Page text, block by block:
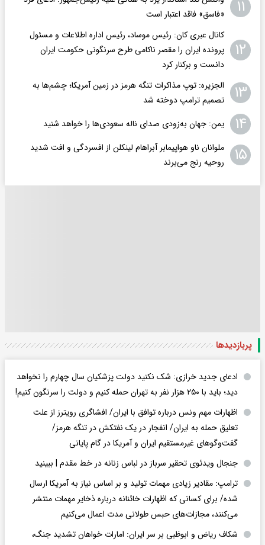
۱۱
«فاسق» فاقد اعتبار است
۱۲
کانال عبری کان: رئیس موساد، رئیس اداره اطلاعات و مسئول
پرونده ایران را مقصر ناکامی طرح سرنگونی حکومت ایران
دانست و برکنار کرد
۱۳
الجزیره: توپ مذاکرات تنگه هرمز در زمین آمریکا؛ چشم‌ها به
تصمیم ترامپ دوخته شد
۱۴ یمن: جهان به‌زودی صدای ناله سعودی‌ها را خواهد شنید
۱۵
ملوانان ناو هواپیمابر آبراهام لینکلن از افسردگی و افت شدید
روحیه رنج می‌برند
پربازدید‌ها
ادعای جدید خرازی: شک نکنید دولت پزشکیان سال چهارم را نخواهد
دید؛ باید با ۲۵۰ هزار نفر به تهران حمله کنیم و دولت را سرنگون کنیم!
اظهارات مهم ونس درباره توافق با ایران/ افشاگری رویترز از علت
تعلیق حمله به ایران/ انفجار در یک نفتکش در تنگه هرمز/
گفت‌وگوهای غیرمستقیم ایران و آمریکا در گام پایانی
جنجال ویدئوی تحقیر سرباز در لباس زنانه در خط مقدم | ببینید
ترامپ: مقادیر زیادی مهمات تولید و بر اساس نیاز به آمریکا ارسال
شده/ برای کسانی که اظهارات خائنانه درباره ذخایر مهمات منتشر
می‌کنند، مجازات‌های حبس طولانی مدت اعمال می‌کنیم
شکاف ریاض و ابوظبی بر سر ایران: امارات خواهان تشدید جنگ،